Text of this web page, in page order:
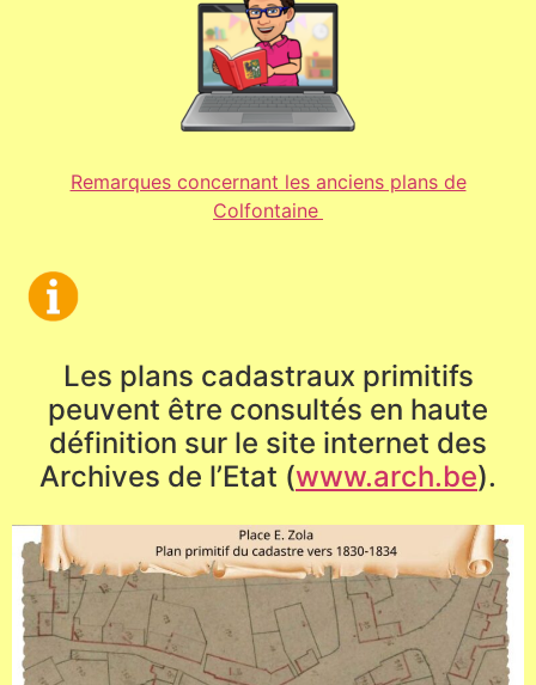
Remarques concernant les anciens plans de
Colfontaine
Les plans cadastraux primitifs
peuvent être consultés en haute
définition sur le site internet des
Archives de l’Etat (www.arch.be).